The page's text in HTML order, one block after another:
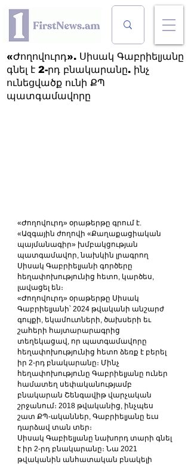
«Ժողովուրդ». Սիսակ Գաբրիելյանը
գնել է 2-րդ բնակարանը. ինչ
ունեցվածք ունի ՔՊ
պատգամավորը
«Ժողովուրդ» օրաթերթը գրում է.
«Ազգային ժողովի «Քաղաքացիական
պայմանագիր» խմբակցության
պատգամավոր, նախկին լրագրող
Սիսակ Գաբրիելյանի գործերը
հեղափոխությունից հետո, կարծես,
լավացել են։
«Ժողովուրդ» օրաթերթը Սիսակ
Գաբրիելյանի՝ 2024 թվականի անշարժ
գույքի, եկամուտների, ծախսերի եւ
շահերի հայտարարագրից
տեղեկացավ, որ պատգամավորը
հեղափոխությունից հետո ձեռք է բերել
իր 2-րդ բնակարանը։ Մինչ
հեղափոխությունը Գաբրիելյանը ուներ
համատեղ սեփականությամբ
բնակարան Շենգավիթ վարչական
շրջանում։ 2018 թվականից, ինչպես
շատ ՔՊ-ականներ, Գաբրիելյանը եւս
դարձավ տան տեր։
Սիսակ Գաբիելյանը նախորդ տարի գնել
է իր 2-րդ բնակարանը։ Նա 2021
թվականին անհատական բնակելի